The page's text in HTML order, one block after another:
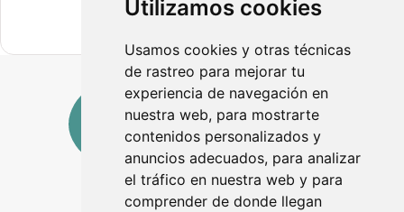
Utilizamos cookies
Usamos cookies y otras técnicas
de rastreo para mejorar tu
experiencia de navegación en
nuestra web, para mostrarte
contenidos personalizados y
anuncios adecuados, para analizar
el tráfico en nuestra web y para
comprender de donde llegan